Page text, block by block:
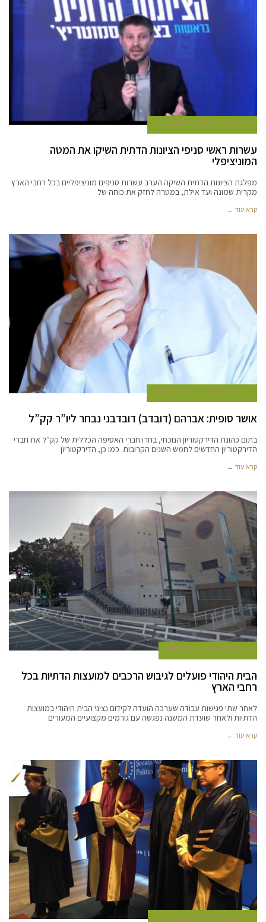
19 בפברואר 2021 אביעד ברטוב
עשרות ראשי סניפי הציונות הדתית השיקו את המטה
המוניציפלי
מפלגת הציונות הדתית השיקה הערב עשרות סניפים מוניציפליים בכל רחבי הארץ
מקרית שמונה ועד אילת, במטרה לחזק את כוחה של
קרא עוד ←
17 בנובמבר 2020 אביעד ברטוב
אושר סופית: אברהם (דובדב) דובדבני נבחר ליו”ר קק”ל
בתום כהונת הדירקטוריון הנוכחי, בחרו חברי האסיפה הכללית של קק״ל את חברי
הדירקטוריון החדשים לחמש השנים הקרובות. כמו כן, הדירקטוריון
קרא עוד ←
26 ביוני 2020 אביעד ברטוב
הבית היהודי פועלים לגיבוש הרכבים למועצות הדתיות בכל
רחבי הארץ
לאחר שתי פגישות עבודה שערכה הועדה לקידום נציגי הבית היהודי במועצות
הדתיות ולאחר שועדת המשנה נפגשה עם גורמים מקצועיים המעורים
קרא עוד ←
19 בנובמבר 2019 אביעד ברטוב